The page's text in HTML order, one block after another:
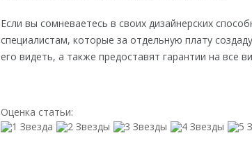
Если вы сомневаетесь в своих дизайнерских
специалистам, которые за отдельную плату
его видеть, а также предоставят гарантии на все
Оценка статьи: